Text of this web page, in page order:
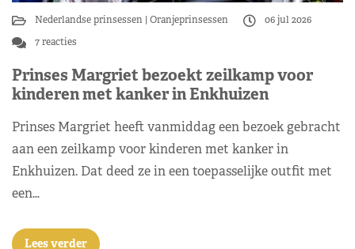
Nederlandse prinsessen Oranjeprinsessen
06 jul 2026
7 reacties
Prinses Margriet bezoekt zeilkamp voor
kinderen met kanker in Enkhuizen
Prinses Margriet heeft vanmiddag een bezoek gebracht
aan een zeilkamp voor kinderen met kanker in
Enkhuizen. Dat deed ze in een toepasselijke outfit met
een…
Lees verder